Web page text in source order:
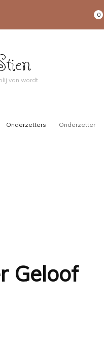
0
van wordt
Onderzetters
Onderzetter
Geloof